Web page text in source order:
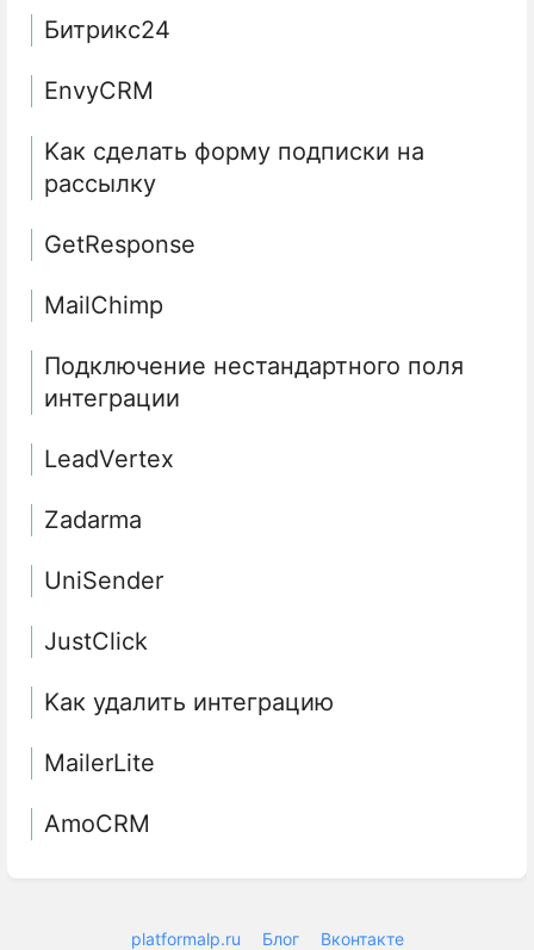
Битрикс24
EnvyCRM
Kак сделать форму подписки на
рассылку
GetResponse
MailChimp
Подключение нестандартного поля
интеграции
LeadVertex
Zadarma
UniSender
JustClick
Kак удалить интеграцию
MailerLite
AmoCRM
platformalp.ru Блог Вконтакте